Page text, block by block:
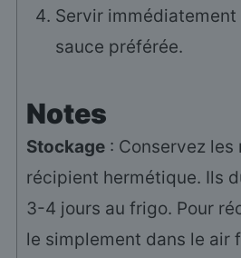
Servir
sauce préférée.
Notes
Stockage: Conservez les
récipient hermétique. Ils
3-4 jours au frigo. Pour
le simplement dans le air